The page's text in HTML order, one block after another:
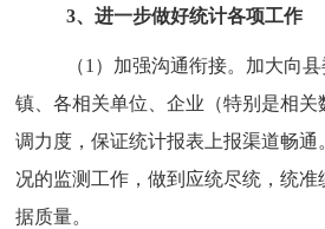
3、进一步做好统计各项工作
（1 ） 加强沟通衔接。加大向
镇、各相关单位、企业（特别是相
调力度，保证统计报表上报渠道畅
况的监测工作，做到应统尽统，统
据质量。